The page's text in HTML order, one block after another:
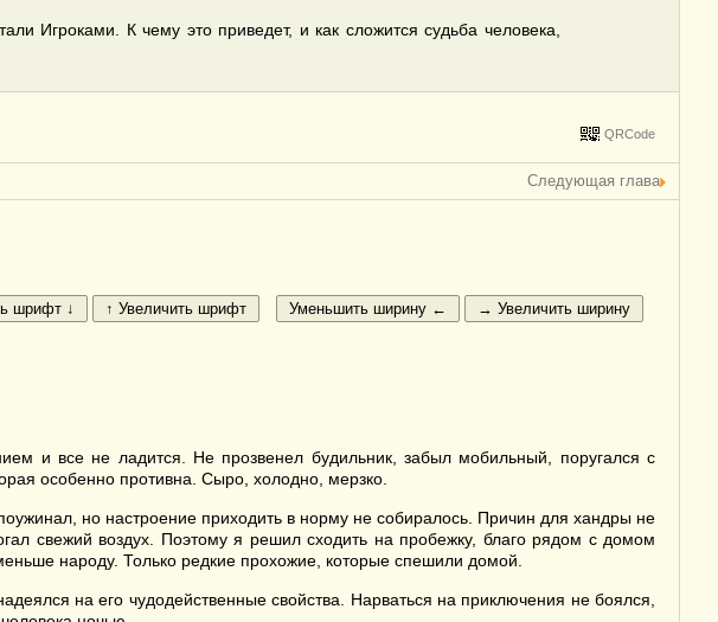
Игроками. К чему это приведет, и как сложится судьба человека,
QRCode
Следующая глава
и все не ладится. Не прозвенел будильник, забыл мобильный, поругался с
особенно противна. Сыро, холодно, мерзко.
но настроение приходить в норму не собиралось. Причин для хандры не
свежий воздух. Поэтому я решил сходить на пробежку, благо рядом с домом
народу. Только редкие прохожие, которые спешили домой.
на его чудодейственные свойства. Нарваться на приключения не боялся,